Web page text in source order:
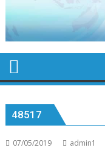
48517
07/05/2019 admin1